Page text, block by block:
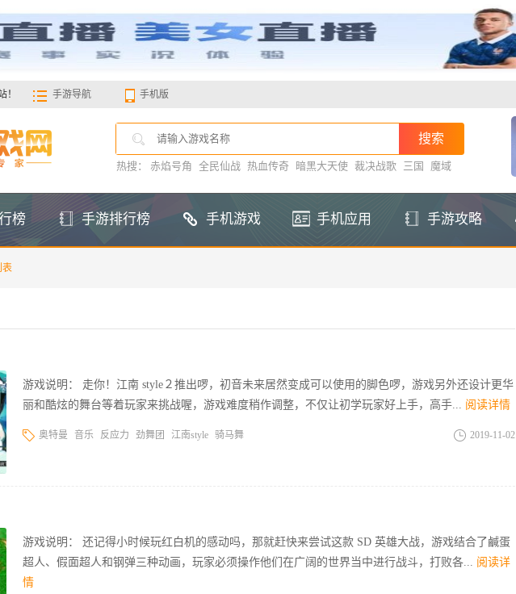
！ 手游导航 手机版
热搜： 赤焰号角 全民仙战 热血传奇 暗黑大天使 裁决战歌 三国 魔域
榜 手游排行榜 手机游戏 手机应用 手游攻略
表
游戏说明： 走你！江南 style２推出啰，初音未来居然变成可以使用的脚色啰，游戏另外还设计更华
丽和酷炫的舞台等着玩家来挑战喔，游戏难度稍作调整，不仅让初学玩家好上手，高手... 阅读详情
奥特曼 音乐 反应力 劲舞团 江南style 骑马舞 2019-11-02
游戏说明： 还记得小时候玩红白机的感动吗，那就赶快来尝试这款 SD 英雄大战，游戏结合了鹹蛋
超人、假面超人和钢弹三种动画，玩家必须操作他们在广阔的世界当中进行战斗，打败各... 阅读详
情